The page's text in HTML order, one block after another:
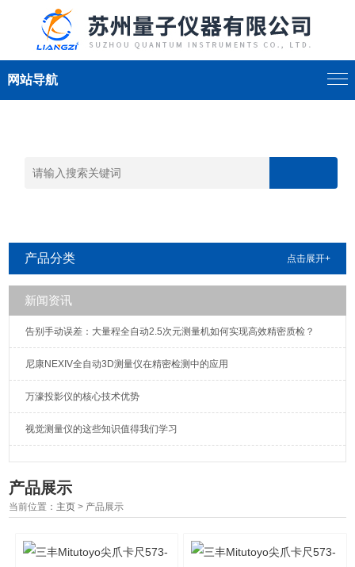
网站导航
产品分类 点击展开+
新闻资讯
告别手动误差：大量程全自动2.5次元测量机如何实现高效精密质检？
尼康NEXIV全自动3D测量仪在精密检测中的应用
万濠投影仪的核心技术优势
视觉测量仪的这些知识值得我们学习
产品展示
当前位置： 主页 > 产品展示